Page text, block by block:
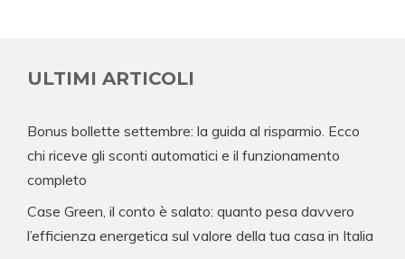
ULTIMI ARTICOLI
Bonus bollette settembre: la guida al risparmio. Ecco
chi riceve gli sconti automatici e il funzionamento
completo
Case Green, il conto è salato: quanto pesa davvero
l’efficienza energetica sul valore della tua casa in Italia